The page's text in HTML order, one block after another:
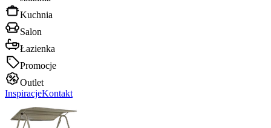
Kuchnia
Salon
Łazienka
Promocje
Outlet
InspiracjeKontakt